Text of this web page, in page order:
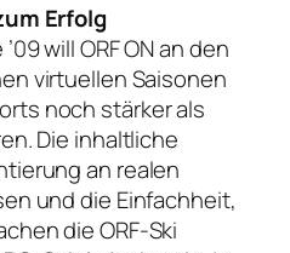
Erfolg
will ORF ON an den
virtuellen Saisonen
noch stärker als
Die inhaltliche
an realen
und die Einfachheit,
die ORF-Ski